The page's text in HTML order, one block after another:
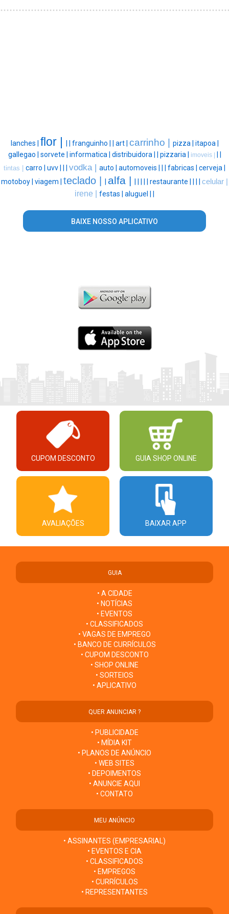
lanches | flor | franguinho | art | carrinho | pizza | itapoa |
gallegao | sorvete | informatica | distribuidora | pizzaria | imoveis |
tintas | carro | uvv | vodka | auto | automoveis | fabricas | cerveja |
motoboy | viagem | teclado | alfa | restaurante | celular |
irene | festas | aluguel |
BAIXE NOSSO APLICATIVO
CUPOM DESCONTO GUIA SHOP ONLINE
AVALIAÇÕES BAIXAR APP
GUIA
• A CIDADE
• NOTÍCIAS
• EVENTOS
• CLASSIFICADOS
• VAGAS DE EMPREGO
• BANCO DE CURRÍCULOS
• CUPOM DESCONTO
• SHOP ONLINE
• SORTEIOS
• APLICATIVO
QUER ANUNCIAR ?
• PUBLICIDADE
• MÍDIA KIT
• PLANOS DE ANÚNCIO
• WEB SITES
• DEPOIMENTOS
• ANUNCIE AQUI
• CONTATO
MEU ANÚNCIO
• ASSINANTES (EMPRESARIAL)
• EVENTOS E CIA
• CLASSIFICADOS
• EMPREGOS
• CURRÍCULOS
• REPRESENTANTES